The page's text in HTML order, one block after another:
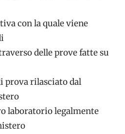
con la quale viene
delle prove fatte su
prova rilasciato dal
laboratorio legalmente